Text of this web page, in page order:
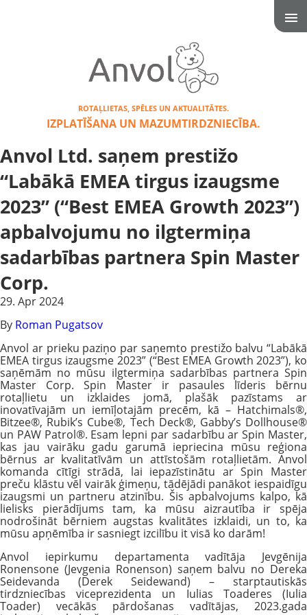
ROTAĻLIETAS, SPĒLES UN AKTUALITĀTES.
IZPLATĪŠANA UN MAZUMTIRDZNIECĪBA.
Anvol Ltd. saņem prestižo
“Labākā EMEA tirgus izaugsme
2023” (“Best EMEA Growth 2023”)
apbalvojumu no ilgtermiņa
sadarbības partnera Spin Master
Corp.
29. Apr 2024
By Roman Pugatsov
Anvol ar prieku paziņo par saņemto prestižo balvu “Labākā
EMEA tirgus izaugsme 2023” (“Best EMEA Growth 2023”), ko
saņēmām no mūsu ilgtermiņa sadarbības partnera Spin
Master Corp. Spin Master ir pasaules līderis bērnu
rotaļlietu un izklaides jomā, plašāk pazīstams ar
inovatīvajām un iemīļotajām precēm, kā – Hatchimals®,
Bitzee®, Rubik’s Cube®, Tech Deck®, Gabby’s Dollhouse®
un PAW Patrol®. Esam lepni par sadarbību ar Spin Master,
kas jau vairāku gadu garumā iepriecina mūsu reģiona
bērnus ar kvalitatīvām un attīstošām rotaļlietām. Anvol
komanda cītīgi strādā, lai iepazīstinātu ar Spin Master
preču klāstu vēl vairāk ģimeņu, tādējādi panākot iespaidīgu
izaugsmi un partneru atzinību. Šis apbalvojums kalpo, kā
lielisks pierādījums tam, ka mūsu aizrautība ir spēja
nodrošināt bērniem augstas kvalitātes izklaidi, un to, ka
mūsu apņēmība ir sasniegt izcilību it visā ko darām!
Anvol iepirkumu departamenta vadītāja Jevgēnija
Ronensone (Jevgenia Ronenson) saņem balvu no Dereka
Seidevanda (Derek Seidewand) – starptautiskās
tirdzniecības viceprezidenta un Iulias Toaderes (Iulia
Toader) vecākās pārdošanas vadītājas, 2023.gada